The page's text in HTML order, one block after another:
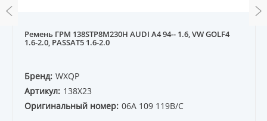
Ремень ГРМ 138STP8M230H AUDI A4 94-- 1.6, VW GOLF4
1.6-2.0, PASSAT5 1.6-2.0
Бренд: WXQP
Артикул: 138X23
Оригинальный номер: 06A 109 119B/C